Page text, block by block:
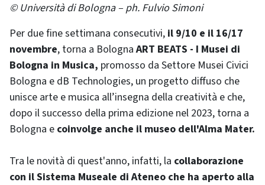
© Università di Bologna – ph. Fulvio Simoni
Per due fine settimana consecutivi, il 9/10 e il 16/17
novembre, torna a BolognaART BEATS - I Musei di
Bologna in Musica, promosso da Settore Musei Civici
Bologna e dB Technologies, un progetto diffuso che
unisce arte e musica all’insegna della creatività e che,
dopo il successo della prima edizione nel 2023, torna a
Bologna e coinvolge anche il museo dell'Alma Mater.
Tra le novità di quest'anno, infatti, la collaborazione
con il Sistema Museale di Ateneo che ha aperto alla